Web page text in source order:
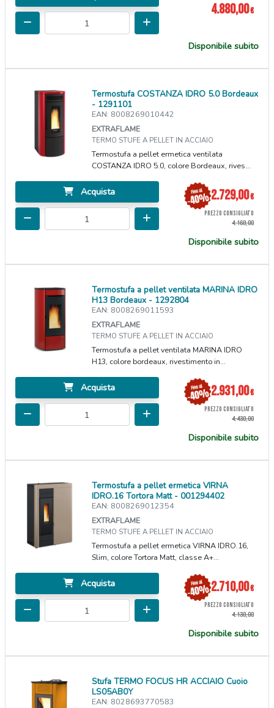
4.880,00€
Disponibile subito
Termostufa COSTANZA IDRO 5.0 Bordeaux
- 1291101
EAN: 8008269010442
EXTRAFLAME
TERMO STUFE A PELLET IN ACCIAIO
Termostufa a pellet ermetica ventilata
COSTANZA IDRO 5.0, colore Bordeaux, rives...
Acquista 2.729,00€
PREZZO CONSIGLIATO
4.160,00
Disponibile subito
Termostufa a pellet ventilata MARINA IDRO
H13 Bordeaux - 1292804
EAN: 8008269011593
EXTRAFLAME
TERMO STUFE A PELLET IN ACCIAIO
Termostufa a pellet ventilata MARINA IDRO
H13, colore bordeaux, rivestimento in...
Acquista 2.931,00€
PREZZO CONSIGLIATO
4.430,00
Disponibile subito
Termostufa a pellet ermetica VIRNA
IDRO.16 Tortora Matt - 001294402
EAN: 8008269012354
EXTRAFLAME
TERMO STUFE A PELLET IN ACCIAIO
Termostufa a pellet ermetica VIRNA IDRO.16,
Slim, colore Tortora Matt, classe A+...
Acquista 2.710,00€
PREZZO CONSIGLIATO
4.130,00
Disponibile subito
Stufa TERMO FOCUS HR ACCIAIO Cuoio
LS05AB0Y
EAN: 8028693770583